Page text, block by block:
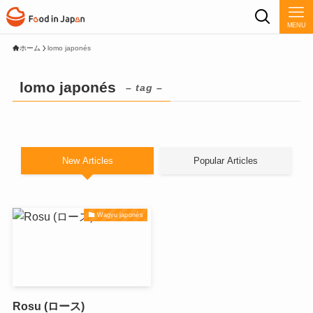
MENU
ホーム lomo japonés
lomo japonés – tag –
New Articles Popular Articles
Wagyu japonés
Rosu (ロース)